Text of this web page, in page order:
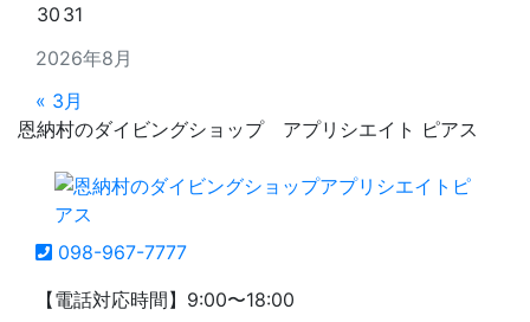
2026年8月
30 31
« 3月
恩納村のダイビングショップ アプリシエイト ピアス
098-967-7777
【電話対応時間】9:00〜18:00